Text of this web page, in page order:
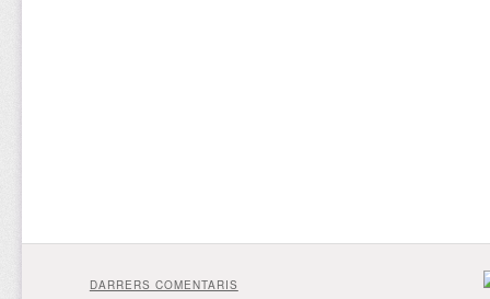
DARRERS COMENTARIS